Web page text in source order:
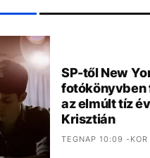
SP-től New
fotókönyvben
az elmúlt tíz
Krisztián
TEGNAP 10:09 -KOR